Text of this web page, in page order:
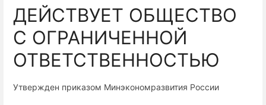
ДЕЙСТВУЕТ ОБЩЕСТВО
С ОГРАНИЧЕННОЙ
ОТВЕТСТВЕННОСТЬЮ
Утвержден приказом Минэкономразвития России